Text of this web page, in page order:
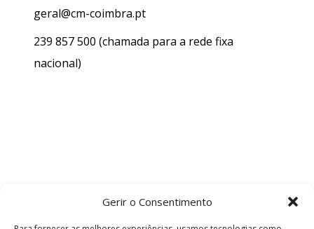
Gerir o Consentimento
geral@cm-coimbra.pt
239 857 500 (chamada para a rede fixa
nacional)